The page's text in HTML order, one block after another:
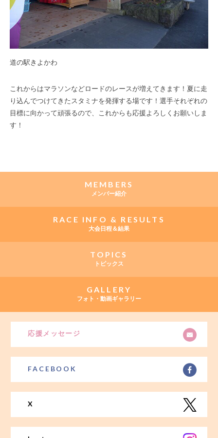
道の駅きよかわ
これからはマラソンなどロードのレースが増えてきます！夏に走
り込んでつけてきたスタミナを発揮する場です！選手それぞれの
目標に向かって頑張るので、これからも応援よろしくお願いしま
す！
MEMBERS
メンバー紹介
RACE INFO & RESULTS
大会日程＆結果
TOPICS
トピックス
GALLERY
フォト・動画ギャラリー
応援メッセージ
FACEBOOK
X